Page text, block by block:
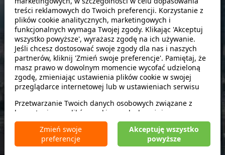
Szukaj
zwróć w innym miejscu
Brak limitu kilometrów
Bezpłatne odwołanie rezerwacji
treści reklamowych do Twoich preferencji. Korzystanie z
plików cookie analitycznych, marketingowych i
funkcjonalnych wymaga Twojej zgody. Klikając 'Akceptuj
wszystko powyższe', wyrażasz zgodę na ich używanie.
Jeśli chcesz dostosować swoje zgody dla nas i naszych
partnerów, kliknij 'Zmień swoje preferencje'. Pamiętaj, że
masz prawo w dowolnym momencie wycofać udzieloną
zgodę, zmieniając ustawienia plików cookie w swojej
przeglądarce internetowej lub w ustawieniach serwisu
Przetwarzanie Twoich danych osobowych związane z
korzystaniem z plików cookie w celach wyżej
wymienionych jest prowadzone przez CarFree sp. z o.o. z
siedzibą w Warszawie (02-677), ul. Cybernetyki 5,
będącego administratorem danych. W niektórych
Zmień swoje
preferencje
Akceptuję wszystko
powyższe